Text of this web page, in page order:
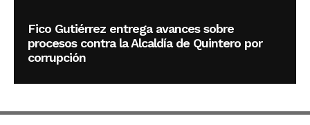
Fico Gutiérrez entrega avances sobre
procesos contra la Alcaldía de Quintero por
corrupción